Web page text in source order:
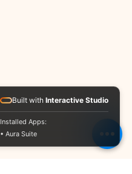
Built with Interactive Studio
Installed Apps:
• Aura Suite